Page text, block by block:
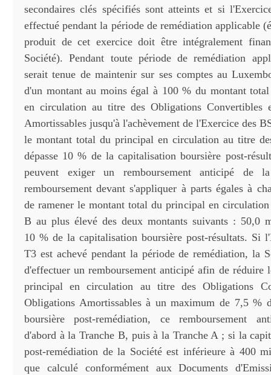
secondaires clés spécifiés sont atteints et si
effectué pendant la période de remédiation applicable
produit de cet exercice doit être intégralement
Société). Pendant toute période de remédiation
serait tenue de maintenir sur ses comptes au
d'un montant au moins égal à 100 % du montant
en circulation au titre des Obligations Convertibles
Amortissables jusqu'à l'achèvement de l'Exercice des
le montant total du principal en circulation au titre
dépasse 10 % de la capitalisation boursière post-
peuvent exiger un remboursement anticipé de
remboursement devant s'appliquer à parts égales à
de ramener le montant total du principal en circulation
B au plus élevé des deux montants suivants : 50,0
10 % de la capitalisation boursière post-résultats. Si
T3 est achevé pendant la période de remédiation, la
d'effectuer un remboursement anticipé afin de réduire
principal en circulation au titre des Obligations
Obligations Amortissables à un maximum de 7,5 %
boursière post-remédiation, ce remboursement
d'abord à la Tranche B, puis à la Tranche A ; si la
post-remédiation de la Société est inférieure à 400
que calculé conformément aux Documents